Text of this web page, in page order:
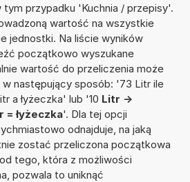
przypadku 'Kuchnia / przepisy'.
wartość na wszystkie
jednostki. Na liście wyników
początkowo wyszukane
wartość do przeliczenia może
następujący sposób: '73 Litr ile
a łyżeczka' lub '10 Litr ->
= łyżeczka'. Dla tej opcji
odnajduje, na jaką
zostać przeliczona początkowa
tego, która z możliwości
pozwala to uniknąć